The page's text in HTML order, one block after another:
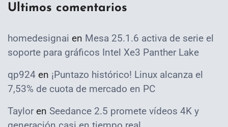
Ultimos comentarios
homedesignai en Mesa 25.1.6 activa de serie el
soporte para gráficos Intel Xe3 Panther Lake
qp924 en ¡Puntazo histórico! Linux alcanza el
7,53% de cuota de mercado en PC
Taylor en Seedance 2.5 promete vídeos 4K y